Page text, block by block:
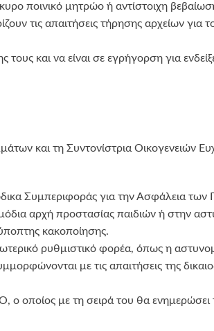
ποινικό μητρώο ή αντίστοιχη
τις απαιτήσεις τήρησης αρχείων για
και να είναι σε εγρήγορση για
και τη Συντονίστρια Οικογενειών
Συμπεριφοράς για την Ασφάλεια των
αρχή προστασίας παιδιών ή στην
κακοποίησης.
ρυθμιστικό φορέα, όπως η
με τις απαιτήσεις της
οποίος με τη σειρά του θα ενημερώσει